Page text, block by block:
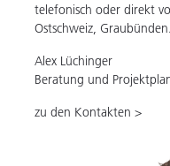
telefonisch oder direkt
Ostschweiz, Graubünden.
Alex Lüchinger
Beratung und
zu den Kontakten >